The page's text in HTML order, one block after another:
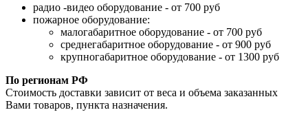
радио -видео оборудование - от 700 руб
пожарное оборудование:
малогабаритное оборудование - от 700 руб
среднегабаритное оборудование - от 900 руб
крупногабаритное оборудование - от 1300 руб
По регионам РФ
Стоимость доставки зависит от веса и объема заказанных
Вами товаров, пункта назначения.